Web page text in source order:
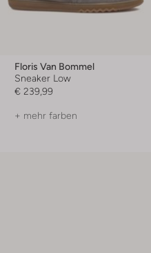
Floris Van Bommel
Sneaker Low
€ 239,99
+ mehr farben